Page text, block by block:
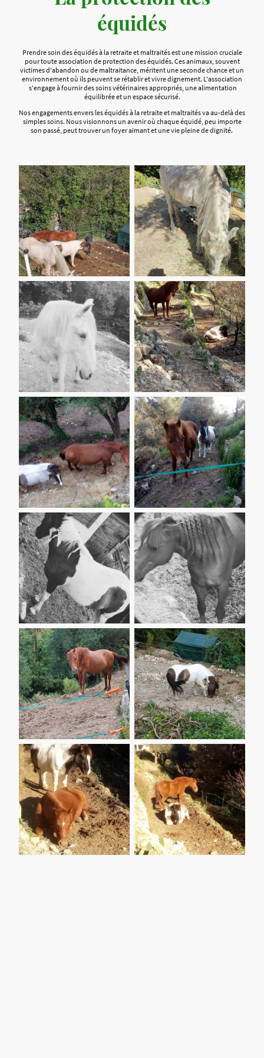
équidés
Prendre soin des équidés à la retraite et maltraités est une mission cruciale
pour toute association de protection des équidés. Ces animaux, souvent
victimes d'abandon ou de maltraitance, méritent une seconde chance et un
environnement où ils peuvent se rétablir et vivre dignement. L'association
s'engage à fournir des soins vétérinaires appropriés, une alimentation
équilibrée et un espace sécurisé.
Nos engagements envers les équidés à la retraite et maltraités va au-delà des
simples soins. Nous visionnons un avenir où chaque équidé, peu importe
son passé, peut trouver un foyer aimant et une vie pleine de dignité.